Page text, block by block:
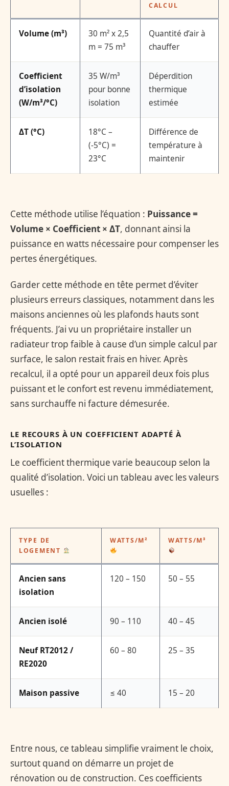
CALCUL
Volume (m³)
30 m² x 2,5
m = 75 m³
Quantité d’air à
chauffer
Coefficient
d’isolation
(W/m³/°C)
35 W/m³
pour bonne
isolation
Déperdition
thermique
estimée
ΔT (°C)
18°C –
(-5°C) =
23°C
Différence de
température à
maintenir
Cette méthode utilise l’équation : Puissance =
Volume × Coefficient × ΔT, donnant ainsi la
puissance en watts nécessaire pour compenser les
pertes énergétiques.
Garder cette méthode en tête permet d’éviter
plusieurs erreurs classiques, notamment dans les
maisons anciennes où les plafonds hauts sont
fréquents. J’ai vu un propriétaire installer un
radiateur trop faible à cause d’un simple calcul par
surface, le salon restait frais en hiver. Après
recalcul, il a opté pour un appareil deux fois plus
puissant et le confort est revenu immédiatement,
sans surchauffe ni facture démesurée.
LE RECOURS À UN COEFFICIENT ADAPTÉ À
L’ISOLATION
Le coefficient thermique varie beaucoup selon la
qualité d’isolation. Voici un tableau avec les valeurs
usuelles :
TYPE DE
LOGEMENT
WATTS/M² WATTS/M³
Ancien sans
isolation
120 – 150 50 – 55
Ancien isolé 90 – 110 40 – 45
Neuf RT2012 /
RE2020
60 – 80 25 – 35
Maison passive ≤ 40 15 – 20
Entre nous, ce tableau simplifie vraiment le choix,
surtout quand on démarre un projet de
rénovation ou de construction. Ces coefficients